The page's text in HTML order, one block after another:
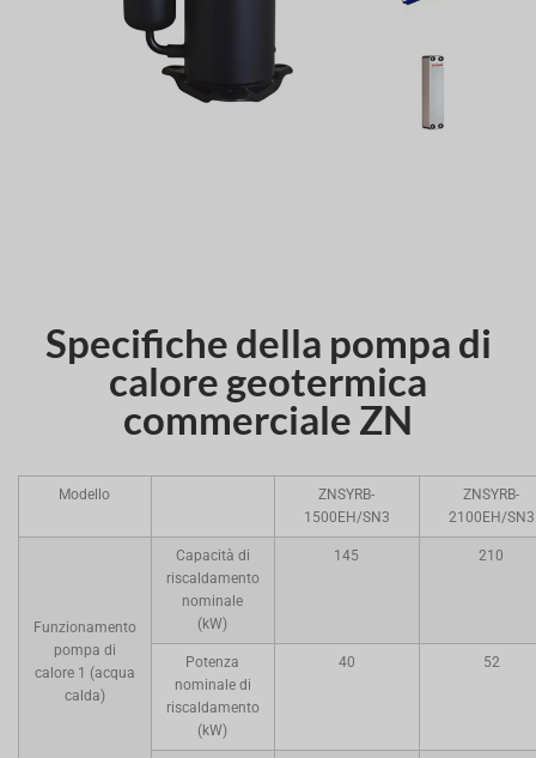
Specifiche della pompa di
calore geotermica
commerciale ZN
Modello
ZNSYRB-
1500EH/SN3
ZNSYRB-
2100EH/SN3
Funzionamento
pompa di
calore 1 (acqua
calda)
Capacità di
riscaldamento
nominale
(kW)
145 210
Potenza
nominale di
riscaldamento
(kW)
40 52